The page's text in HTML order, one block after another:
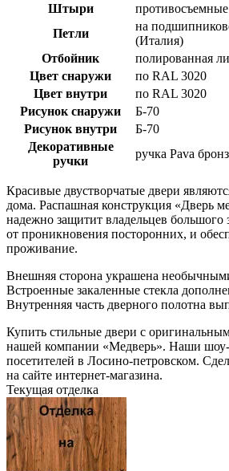
Штыри
Петли
на
(Италия)
Отбойник
полированная
Цвет снаружи
по RAL 3020
Цвет внутри
по RAL 3020
Рисунок снаружи
Б-70
Рисунок внутри
Б-70
Декоративные
ручки
ручка Pava
Красивые двустворчатые двери
дома. Распашная конструкция «Дверь
надежно защитит владельцев большого
от проникновения посторонних, и
проживание.
Внешняя сторона украшена
Встроенные закаленные стекла
Внутренняя часть дверного полотна
Купить стильные двери с
нашей компании «Медверь». Наши
посетителей в Лосино-петровском.
на сайте интернет-магазина.
Текущая отделка